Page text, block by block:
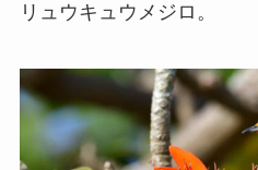
リュウキュウメジロ。